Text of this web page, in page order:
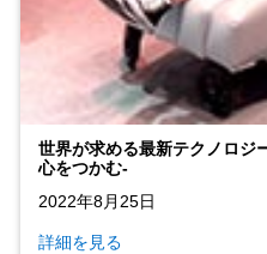
世界が求める最新テクノロジ
心をつかむ‐
2022年8月25日
詳細を見る